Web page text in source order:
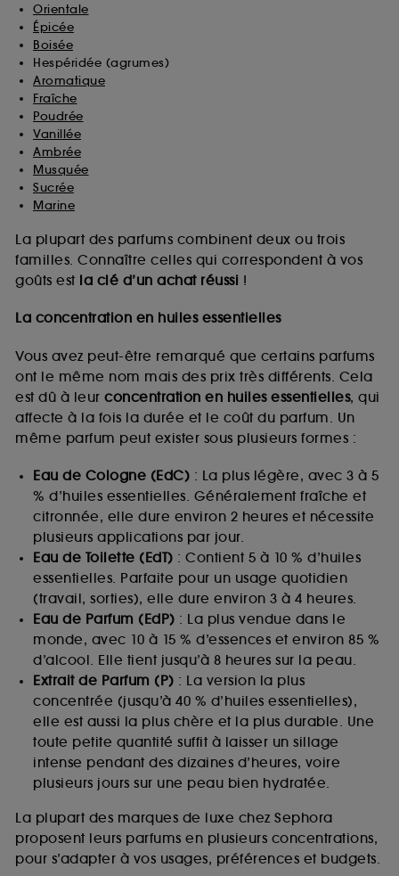
Orientale
Épicée
Boisée
Hespéridée (agrumes)
Aromatique
Fraîche
Poudrée
Vanillée
Ambrée
Musquée
Sucrée
Marine
La plupart des parfums combinent deux ou trois
familles. Connaître celles qui correspondent à vos
goûts est la clé d’un achat réussi !
La concentration en huiles essentielles
Vous avez peut-être remarqué que certains parfums
ont le même nom mais des prix très différents. Cela
est dû à leur concentration en huiles essentielles, qui
affecte à la fois la durée et le coût du parfum. Un
même parfum peut exister sous plusieurs formes :
Eau de Cologne (EdC) : La plus légère, avec 3 à 5
% d’huiles essentielles. Généralement fraîche et
citronnée, elle dure environ 2 heures et nécessite
plusieurs applications par jour.
Eau de Toilette (EdT) : Contient 5 à 10 % d’huiles
essentielles. Parfaite pour un usage quotidien
(travail, sorties), elle dure environ 3 à 4 heures.
Eau de Parfum (EdP) : La plus vendue dans le
monde, avec 10 à 15 % d’essences et environ 85 %
d’alcool. Elle tient jusqu’à 8 heures sur la peau.
Extrait de Parfum (P) : La version la plus
concentrée (jusqu’à 40 % d’huiles essentielles),
elle est aussi la plus chère et la plus durable. Une
toute petite quantité suffit à laisser un sillage
intense pendant des dizaines d’heures, voire
plusieurs jours sur une peau bien hydratée.
La plupart des marques de luxe chez Sephora
proposent leurs parfums en plusieurs concentrations,
pour s’adapter à vos usages, préférences et budgets.